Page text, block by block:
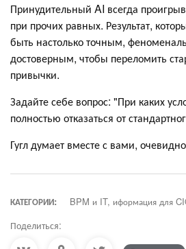
Принудительный AI всегда
при прочих равных. Результат,
быть настолько точным,
достоверным, чтобы переломить
привычки.
Задайте себе вопрос: "При каких
полностью отказаться от
Гугл думает вместе с вами, очевидно
КАТЕГОРИИ: BPM и IT, иформация для
Поделиться: